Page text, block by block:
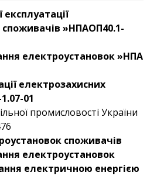
»НПАОП40.1-
електроустановок »НПА
електрозахисних
01
промисловості України
споживачів
електроустановок
електричною енергією